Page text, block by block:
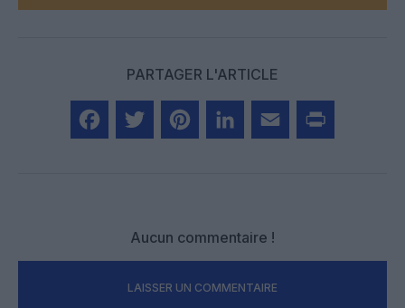
PARTAGER L'ARTICLE
Aucun commentaire !
LAISSER UN COMMENTAIRE